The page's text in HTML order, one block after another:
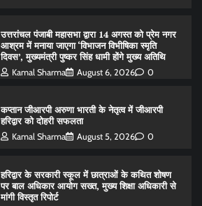
उत्तरांचल पंजाबी महासभा द्वारा 14 अगस्त को प्रेम नगर
आश्रम में मनाया जाएगा ‘विभाजन विभीषिका स्मृति
दिवस’, मुख्यमंत्री पुष्कर सिंह धामी होंगे मुख्य अतिथि
Kamal Sharma August 6, 2026 0
कप्तान जीआरपी अरुणा भारती के नेतृत्व में जीआरपी
हरिद्वार को दोहरी सफलता
Kamal Sharma August 5, 2026 0
हरिद्वार के सरकारी स्कूल में छात्राओं के कथित शोषण
पर बाल अधिकार आयोग सख्त, मुख्य शिक्षा अधिकारी से
मांगी विस्तृत रिपोर्ट